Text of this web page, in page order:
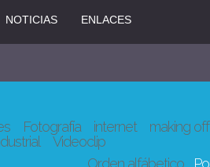
NOTICIAS ENLACES
Fotografía internet
making off
Videoclip
Orden alfábetico